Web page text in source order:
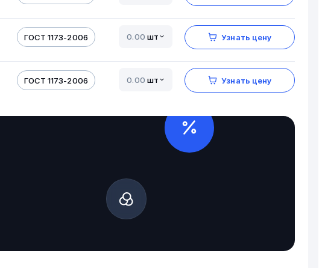
ГОСТ 1173-2006 шт Узнать цену
ГОСТ 1173-2006 шт Узнать цену